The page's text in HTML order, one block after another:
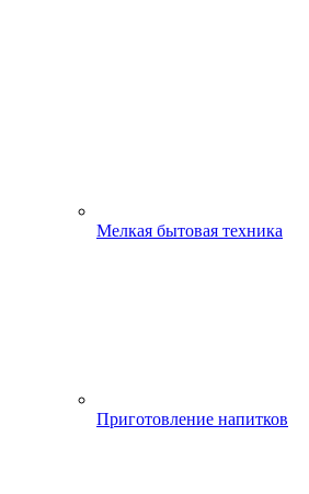
Мелкая бытовая техника
Приготовление напитков